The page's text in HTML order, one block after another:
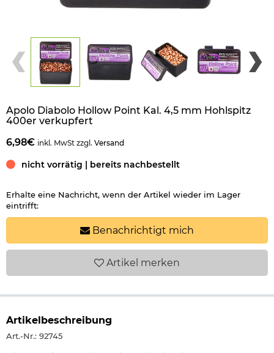
Apolo Diabolo Hollow Point Kal. 4,5 mm Hohlspitz
400er verkupfert
6,98€ inkl. MwSt zzgl. Versand
nicht vorrätig | bereits nachbestellt
Erhalte eine Nachricht, wenn der Artikel wieder im Lager
eintrifft:
Benachrichtigt mich
Artikel merken
Artikelbeschreibung
Art.-Nr.: 92745